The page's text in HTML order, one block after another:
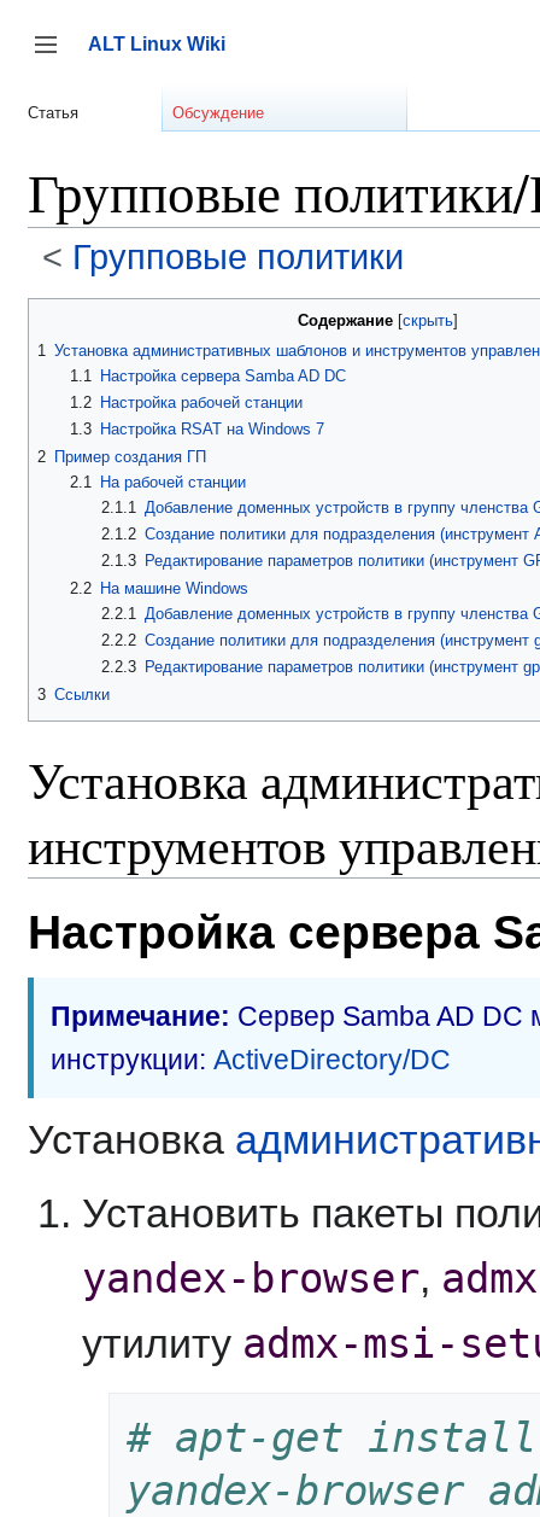
содержанию
Переключить боковую панель
ALT Linux Wiki
Статья Обсуждение
Групповые
< Групповые политики
Содержание
1 Установка административных шаблонов и инструментов
1.1
Настройка сервера Samba AD DC
1.2
Настройка рабочей станции
1.3
Настройка RSAT на Windows 7
2 Пример создания ГП
2.1
На рабочей станции
2.1.1
Добавление доменных устройств в группу членства
2.1.2 Создание политики для подразделения (инструмент
2.1.3 Редактирование параметров политики (инструмент
2.2 На машине Windows
2.2.1
Добавление доменных устройств в группу членства
2.2.2 Создание политики для подразделения (инструмент
2.2.3 Редактирование параметров политики (инструмент
3 Ссылки
Установка
инструментов
Настройка сервера
Примечание: Сервер Samba AD DC
инструкции: ActiveDirectory/DC
Установка
Установить пакеты
yandex-browser,
утилиту admx-msi-
# apt-get install
yandex-browser